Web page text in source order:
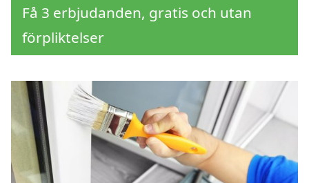
Få 3 erbjudanden, gratis och utan
förpliktelser